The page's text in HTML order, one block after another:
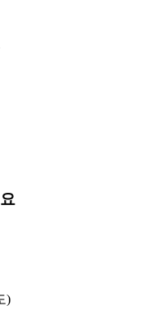
)